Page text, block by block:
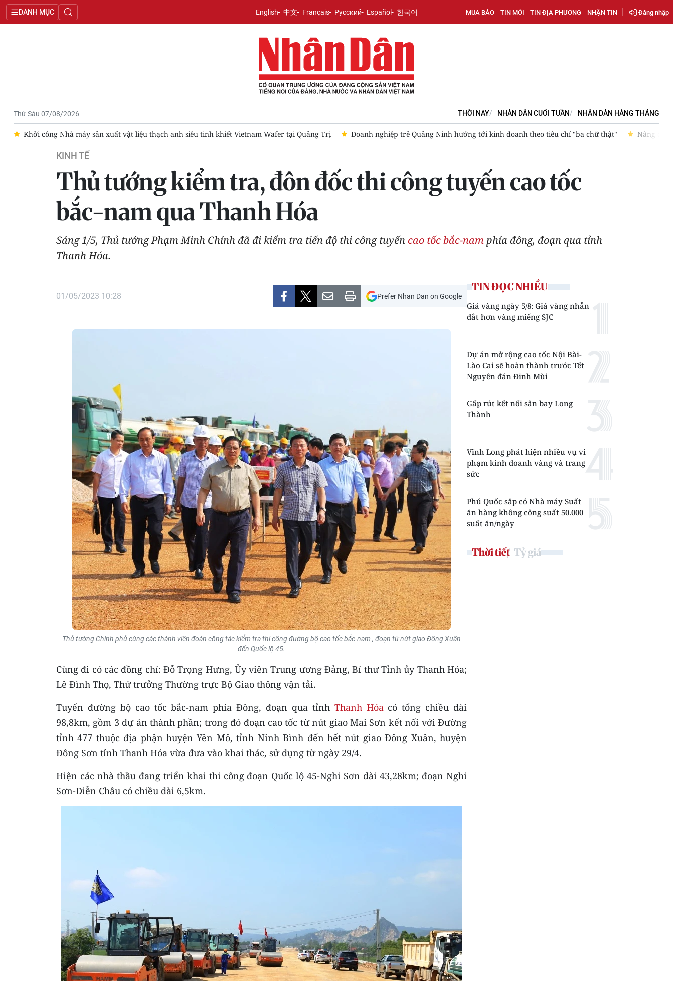
DANH MỤC English 中文 Français Русский Español 한국어 MUA BÁO TIN MỚI TIN ĐỊA PHƯƠNG NHẬN TIN Đăng nhập
Thứ Sáu 07/08/2026 THỜI NAY NHÂN DÂN CUỐI TUẦN NHÂN DÂN HẰNG THÁNG
tại Quảng Trị Doanh nghiệp trẻ Quảng Ninh hướng tới kinh doanh theo tiêu chí "ba chữ thật" Nâng cao năng lực cạnh tranh của doanh nghiệp Việt Nam trong kỷ nguyên phát triển mới
KINH TẾ
Thủ tướng kiểm tra, đôn đốc thi công tuyến cao tốc
bắc-nam qua Thanh Hóa
Sáng 1/5, Thủ tướng Phạm Minh Chính đã đi kiểm tra tiến độ thi công tuyến cao tốc bắc-nam phía đông, đoạn qua tỉnh
Thanh Hóa.
01/05/2023 10:28 Prefer Nhan Dan on Google
Thủ tướng Chính phủ cùng các thành viên đoàn công tác kiểm tra thi công đường bộ cao tốc bắc-nam , đoạn từ nút giao Đông Xuân
đến Quốc lộ 45.
Cùng đi có các đồng chí: Đỗ Trọng Hưng, Ủy viên Trung ương Đảng, Bí thư Tỉnh ủy Thanh Hóa;
Lê Đình Thọ, Thứ trưởng Thường trực Bộ Giao thông vận tải.
Tuyến đường bộ cao tốc bắc-nam phía Đông, đoạn qua tỉnh Thanh Hóacó tổng chiều dài
98,8km, gồm 3 dự án thành phần; trong đó đoạn cao tốc từ nút giao Mai Sơn kết nối với Đường
tỉnh 477 thuộc địa phận huyện Yên Mô, tỉnh Ninh Bình đến hết nút giao Đông Xuân, huyện
Đông Sơn tỉnh Thanh Hóa vừa đưa vào khai thác, sử dụng từ ngày 29/4.
Hiện các nhà thầu đang triển khai thi công đoạn Quốc lộ 45-Nghi Sơn dài 43,28km; đoạn Nghi
Sơn-Diễn Châu có chiều dài 6,5km.
TIN ĐỌC NHIỀU
Giá vàng ngày 5/8: Giá vàng nhẫn
đắt hơn vàng miếng SJC
Dự án mở rộng cao tốc Nội Bài-
Lào Cai sẽ hoàn thành trước Tết
Nguyên đán Đinh Mùi
Gấp rút kết nối sân bay Long
Thành
Vĩnh Long phát hiện nhiều vụ vi
phạm kinh doanh vàng và trang
sức
Phú Quốc sắp có Nhà máy Suất
ăn hàng không công suất 50.000
suất ăn/ngày
Thời tiết Tỷ giá